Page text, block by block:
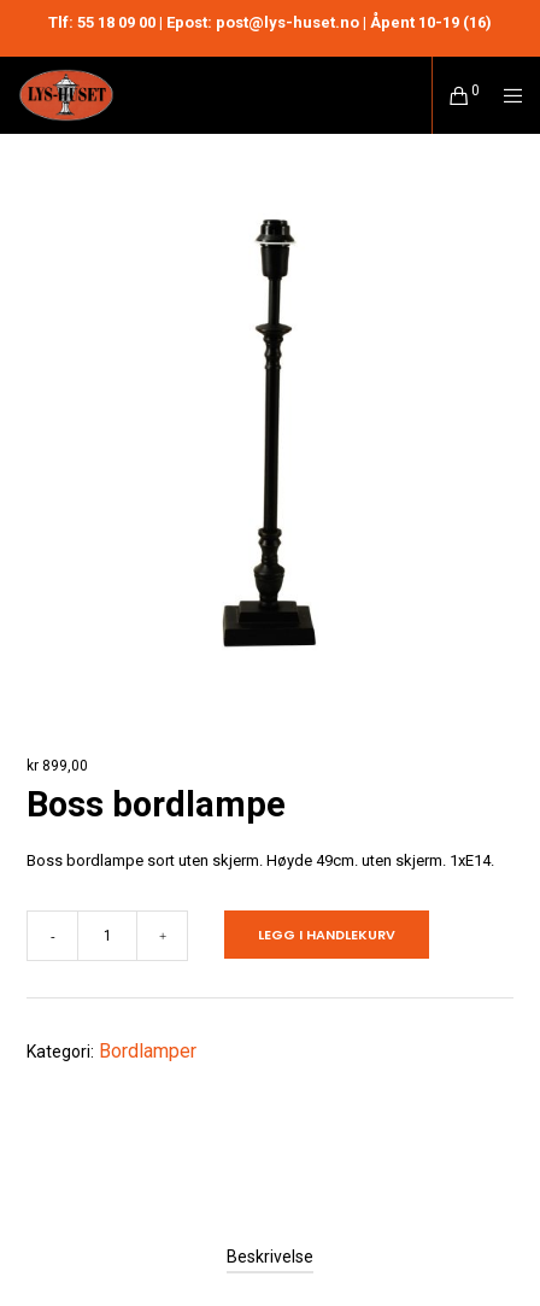
Tlf: 55 18 09 00 | Epost: post@lys-huset.no | Åpent 10-19 (16)
0
kr 899,00
Boss bordlampe
Boss bordlampe sort uten skjerm. Høyde 49cm. uten skjerm. 1xE14.
bordlampe
antall
- + LEGG I HANDLEKURV
Kategori: Bordlamper
Beskrivelse